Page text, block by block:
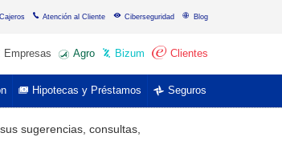
Atención al Cliente Ciberseguridad Blog
Empresas Agro Bizum Clientes
Seguros
Hipotecas y Préstamos
sugerencias, consultas,